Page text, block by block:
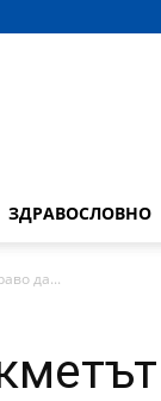
ЗДРАВОСЛОВНО
да...